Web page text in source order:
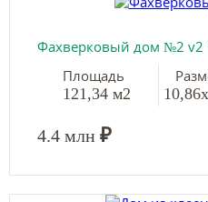
Фахверковый дом №2 v2
Площадь
121,34 м2
4.4 млн ₽